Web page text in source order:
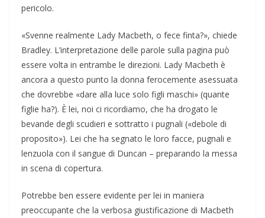
pericolo.
«Svenne realmente Lady Macbeth, o fece finta?», chiede
Bradley. L’interpretazione delle parole sulla pagina può
essere volta in entrambe le direzioni. Lady Macbeth è
ancora a questo punto la donna ferocemente asessuata
che dovrebbe «dare alla luce solo figli maschi» (quante
figlie ha?). È lei, noi ci ricordiamo, che ha drogato le
bevande degli scudieri e sottratto i pugnali («debole di
proposito»). Lei che ha segnato le loro facce, pugnali e
lenzuola con il sangue di Duncan – preparando la messa
in scena di copertura.
Potrebbe ben essere evidente per lei in maniera
preoccupante che la verbosa giustificazione di Macbeth